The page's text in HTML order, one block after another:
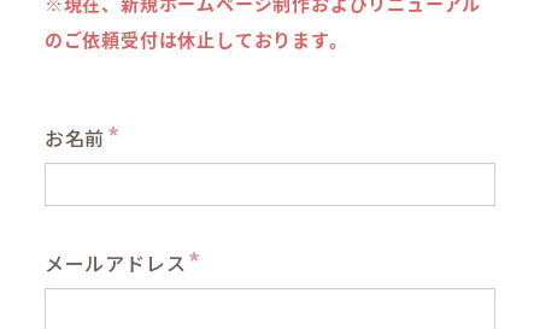
のご依頼受付は休止しております。
お名前*
メールアドレス*